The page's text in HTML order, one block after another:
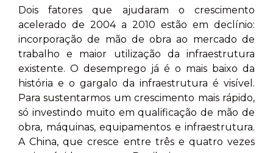
Dois fatores que ajudaram o crescimento
acelerado de 2004 a 2010 estão em declínio:
incorporação de mão de obra ao mercado de
trabalho e maior utilização da infraestrutura
existente. O desemprego já é o mais baixo da
história e o gargalo da infraestrutura é visível.
Para sustentarmos um crescimento mais rápido,
só investindo muito em qualificação de mão de
obra, máquinas, equipamentos e infraestrutura.
A China, que cresce entre três e quatro vezes